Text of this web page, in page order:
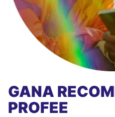
GANA
PROFEE